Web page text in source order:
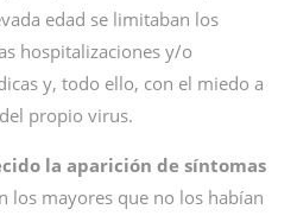
edad se limitaban los
hospitalizaciones y/o
y, todo ello, con el miedo a
propio virus.
la aparición de síntomas
los mayores que no los habían